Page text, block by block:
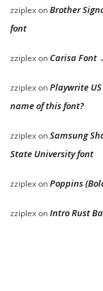
zziplexonBrother
font
zziplexon Carisa Font
zziplexonPlaywrite
name of this font?
zziplexonSamsung
State University font
zziplexonPoppins
zziplexonIntro Rust